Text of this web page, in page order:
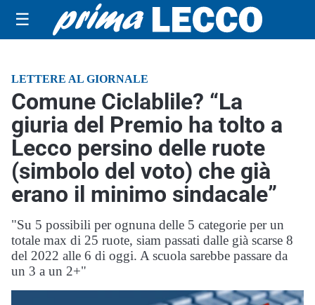
☰
LETTERE AL GIORNALE
Comune Ciclablile? “La
giuria del Premio ha tolto a
Lecco persino delle ruote
(simbolo del voto) che già
erano il minimo sindacale”
"Su 5 possibili per ognuna delle 5 categorie per un
totale max di 25 ruote, siam passati dalle già scarse 8
del 2022 alle 6 di oggi. A scuola sarebbe passare da
un 3 a un 2+"